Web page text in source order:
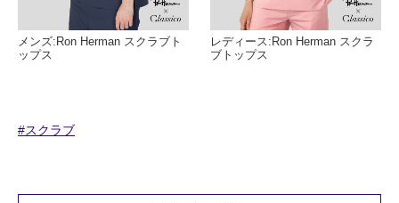
メンズ:Ron Herman スクラブト
ップス
レディース:Ron Herman スクラ
ブトップス
#スクラブ